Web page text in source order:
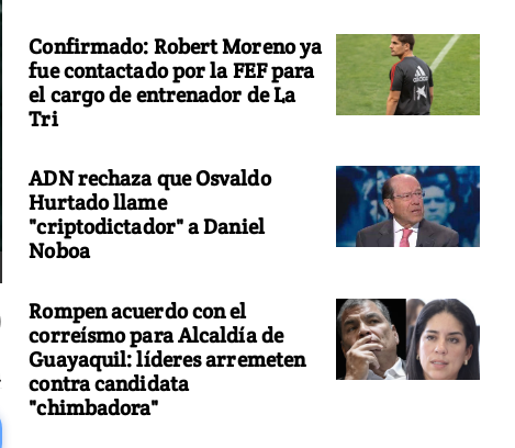
Confirmado: Robert Moreno ya
fue contactado por la FEF para
el cargo de entrenador de La
Tri
ADN rechaza que Osvaldo
Hurtado llame
"criptodictador" a Daniel
Noboa
Rompen acuerdo con el
correísmo para Alcaldía de
Guayaquil: líderes arremeten
contra candidata
"chimbadora"